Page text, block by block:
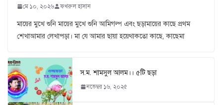
মে ১০, ২০২৬ ফখরুল হাসান
মায়ের মুখে শুনি মায়ের মুখে শুনি আমিগল্প এবং ছড়ামায়ের কাছে প্রথম
শেখাআমার লেখাপড়া। মা যে আমার ছায়া হয়েথাকতো কাছে, কাছেমা
স.ম. শামসুল আলম।। ৫টি ছড়া
নভেম্বর ১৬, ২০২৫